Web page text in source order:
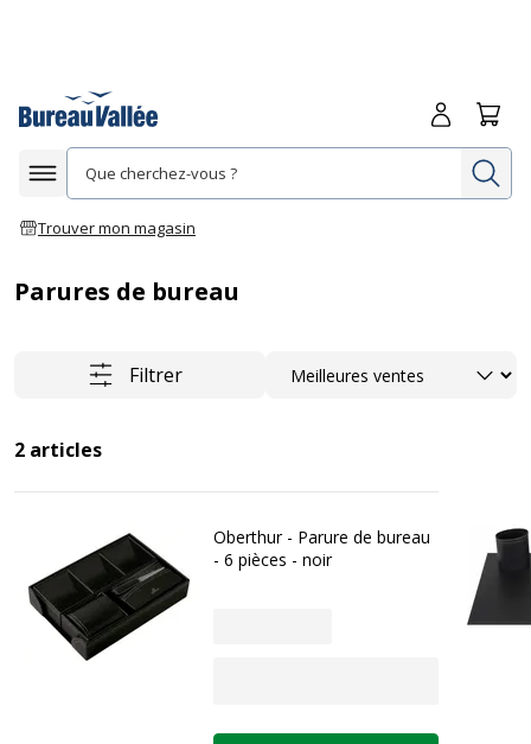
Afficher la navigation
Trouver mon magasin
Me
Parures de bureau
Filtrer Trier
2 articles
Oberthur - Parure de bureau
- 6 pièces - noir